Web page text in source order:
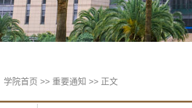
学院首页 >> 重要通知 >> 正文